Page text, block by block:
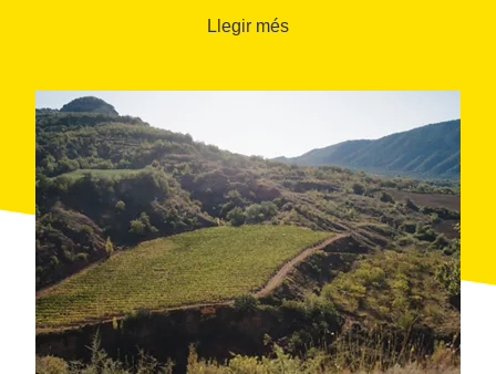
oferta gastronòmica tradicional
Llegir més